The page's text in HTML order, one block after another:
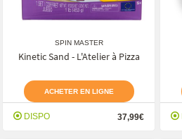
SPIN MASTER
Kinetic Sand - L'Atelier à Pizza
ACHETER EN LIGNE
DISPO 37,99€